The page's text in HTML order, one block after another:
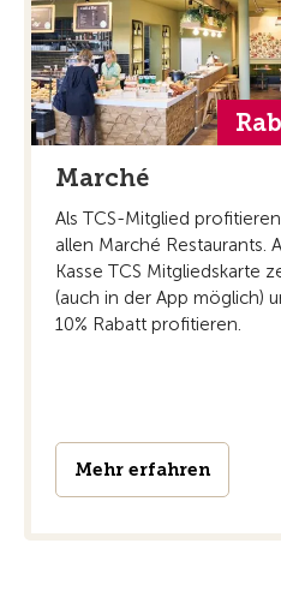
Marché
Als TCS-Mitglied
allen Marché Restaurants.
Kasse TCS Mitgliedskarte
(auch in der App möglich)
10% Rabatt profitieren.
Mehr erfahren